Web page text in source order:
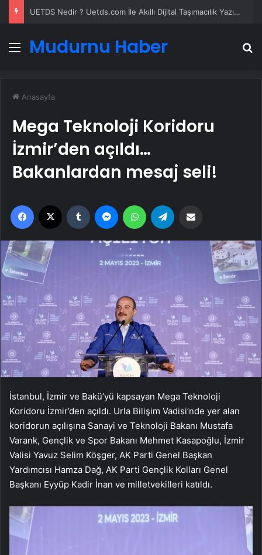
Yeni Dünya Düzensizliği Çağında Türk Dış Politikası ve Hakan Fidan Faktörü
MenüMudurnu Haber
Anasayfa
Mega Teknoloji Koridoru
İzmir’den açıldı…
Bakanlardan mesaj seli!
Facebook Tumblr MessengerWhatsApp
İstanbul, İzmir ve Bakü’yü kapsayan Mega Teknoloji
Koridoru İzmir’den açıldı. Urla Bilişim Vadisi’nde yer alan
koridorun açılışına Sanayi ve Teknoloji Bakanı Mustafa
Varank, Gençlik ve Spor Bakanı Mehmet Kasapoğlu, İzmir
Valisi Yavuz Selim Köşger, AK Parti Genel Başkan
Yardımcısı Hamza Dağ, AK Parti Gençlik Kolları Genel
Başkanı Eyyüp Kadir İnan ve milletvekilleri katıldı.